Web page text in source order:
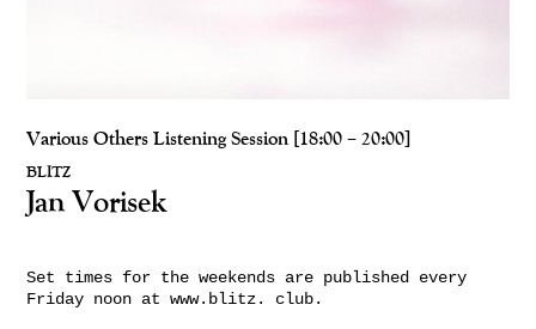
Various Others Listening Session [18:00 – 20:00]
BLITZ
Jan Vorisek
Set times for the weekends are published every
Friday noon at www.blitz. club.